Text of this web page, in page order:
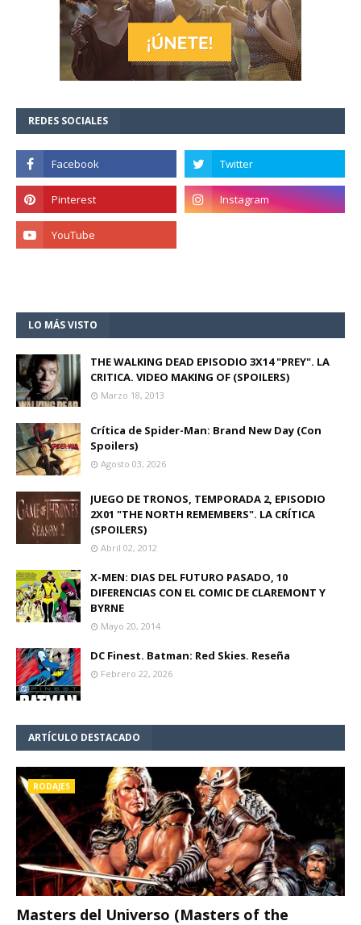
REDES SOCIALES
LO MÁS VISTO
THE WALKING DEAD EPISODIO 3X14 "PREY". LA
CRITICA. VIDEO MAKING OF (SPOILERS)
Marzo 18, 2013
Crítica de Spider-Man: Brand New Day (Con
Spoilers)
Agosto 03, 2026
JUEGO DE TRONOS, TEMPORADA 2, EPISODIO
2X01 "THE NORTH REMEMBERS". LA CRÍTICA
(SPOILERS)
Abril 02, 2012
X-MEN: DIAS DEL FUTURO PASADO, 10
DIFERENCIAS CON EL COMIC DE CLAREMONT Y
BYRNE
Mayo 20, 2014
DC Finest. Batman: Red Skies. Reseña
Febrero 22, 2026
ARTÍCULO DESTACADO
RODAJES
Masters del Universo (Masters of the